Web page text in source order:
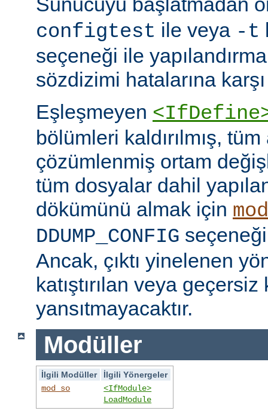
configtest ile veya -t
seçeneği ile yapılandırma
sözdizimi hatalarına
Eşleşmeyen
bölümleri kaldırılmış,
çözümlenmiş ortam
tüm dosyalar dahil
dökümünü almak için
DDUMP_CONFIG
Ancak, çıktı yinelenen
katıştırılan veya geçersiz
yansıtmayacaktır.
Modüller
İlgili Modüller
İlgili Yönergeler
mod_so
<IfModule>
LoadModule